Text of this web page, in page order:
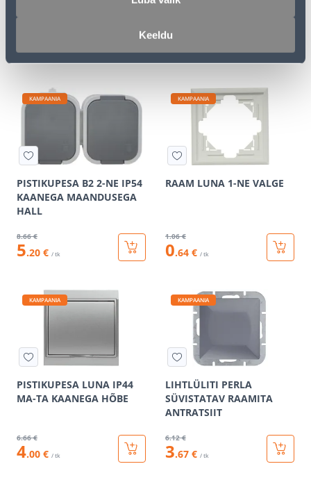
Keeldu
6.40 € / tk
7.32 €
4.39 € / tk
KAMPAANIA
PISTIKUPESA B2 2-NE IP54
KAANEGA MAANDUSEGA
HALL
8.66 €
5.20 € / tk
KAMPAANIA
RAAM LUNA 1-NE VALGE
1.06 €
0.64 € / tk
KAMPAANIA
PISTIKUPESA LUNA IP44
MA-TA KAANEGA HÕBE
6.66 €
4.00 € / tk
KAMPAANIA
LIHTLÜLITI PERLA
SÜVISTATAV RAAMITA
ANTRATSIIT
6.12 €
3.67 € / tk